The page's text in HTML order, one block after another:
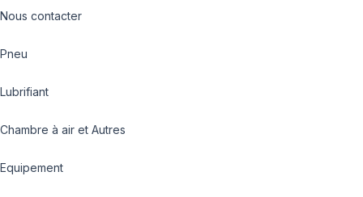
Nous contacter
Pneu
Lubrifiant
Chambre à air et Autres
Equipement